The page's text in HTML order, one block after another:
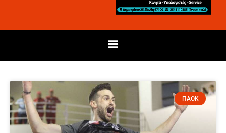
ΠΑΟΚ